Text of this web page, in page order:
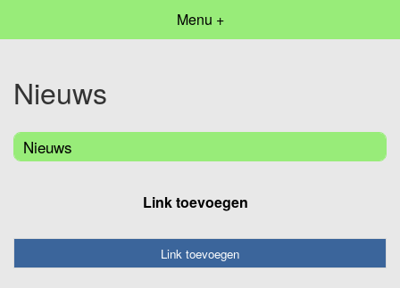
Menu +
Nieuws
Nieuws
Link toevoegen
Link toevoegen